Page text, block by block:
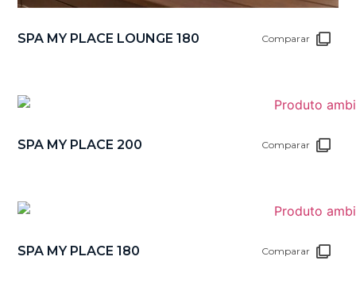
SPA MY PLACE LOUNGE 180 Comparar
SPA MY PLACE 200 Comparar
SPA MY PLACE 180 Comparar